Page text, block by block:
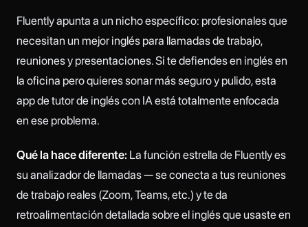
Fluently apunta a un nicho específico: profesionales que
necesitan un mejor inglés para llamadas de trabajo,
reuniones y presentaciones. Si te defiendes en inglés en
la oficina pero quieres sonar más seguro y pulido, esta
app de tutor de inglés con IA está totalmente enfocada
en ese problema.
Qué la hace diferente: La función estrella de Fluently es
su analizador de llamadas — se conecta a tus reuniones
de trabajo reales (Zoom, Teams, etc.) y te da
retroalimentación detallada sobre el inglés que usaste en